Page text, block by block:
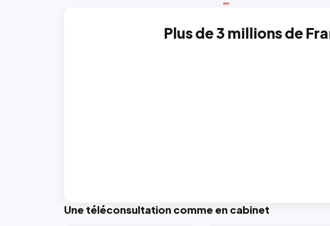
Plus de 3 millions de
Une téléconsultation comme en cabinet